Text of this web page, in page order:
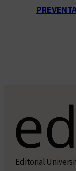
Editorial